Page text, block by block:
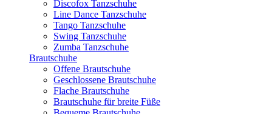
Discofox Tanzschuhe
Line Dance Tanzschuhe
Tango Tanzschuhe
Swing Tanzschuhe
Zumba Tanzschuhe
Brautschuhe
Offene Brautschuhe
Geschlossene Brautschuhe
Flache Brautschuhe
Brautschuhe für breite Füße